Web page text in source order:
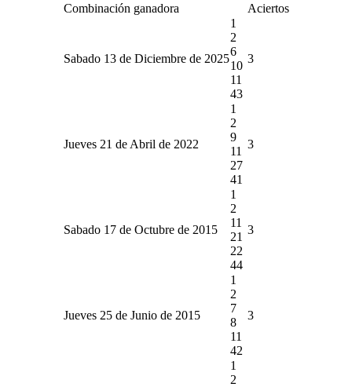
Combinación ganadora Aciertos
Sabado 13 de Diciembre de 2025
1
2
6
10
11
43
3
Jueves 21 de Abril de 2022
1
2
9
11
27
41
3
Sabado 17 de Octubre de 2015
1
2
11
21
22
44
3
Jueves 25 de Junio de 2015
1
2
7
8
11
42
3
1
2